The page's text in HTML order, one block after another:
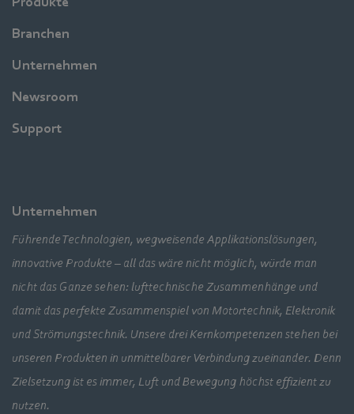
Branchen
Unternehmen
Newsroom
Support
Unternehmen
Führende Technologien, wegweisende Applikationslösungen,
innovative Produkte – all das wäre nicht möglich, würde man
nicht das Ganze sehen: lufttechnische Zusammenhänge und
damit das perfekte Zusammenspiel von Motortechnik, Elektronik
und Strömungstechnik. Unsere drei Kernkompetenzen stehen bei
unseren Produkten in unmittelbarer Verbindung zueinander. Denn
Zielsetzung ist es immer, Luft und Bewegung höchst effizient zu
nutzen.